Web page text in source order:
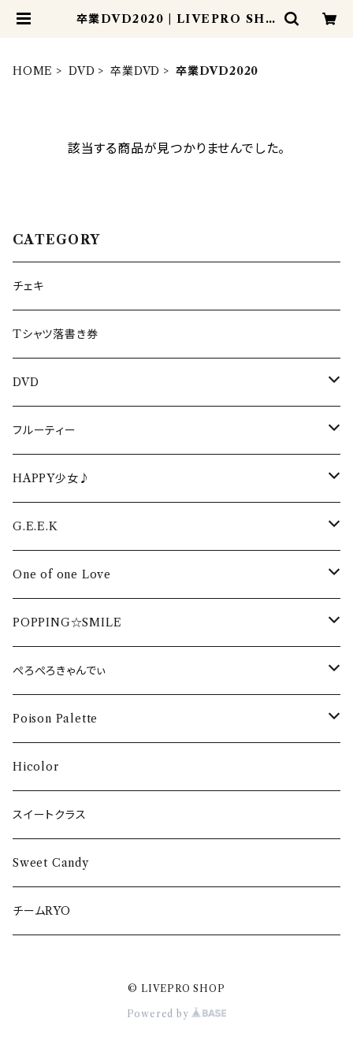
卒業DVD2020 | LIVEPRO SHO
HOME DVD 卒業DVD 卒業DVD2020
該当する商品が見つかりませんでした。
CATEGORY
チェキ
Tシャツ落書き券
DVD
生誕DVD
生誕DVD2022
生誕DVD2021
周年・ワンマンDVD
周年・ワンマンDVD2022
周年・ワンマンDVD2021
イベントDVD
LIVEPRO FESTIVAL DVD
配信DVD 2020
卒業DVD
卒業DVD2022
卒業DVD2021
フルーティー
フルーティーCD
フルーティーTシャツ
フルーティータオル
DVD
HAPPY少女♪
HAPPY少女♪CD
HAPPY少女♪ タオル
HAPPY少女♪ Tシャツ
DVD
G.E.E.K
G.E.E.K CD
G.E.E.K Tシャツ
G.E.E.K タオル
DVD
One of one Love
One of one Love CD
One of one Love Tシャツ
One of one Love タオル
DVD
POPPING☆SMILE
POPPING☆SMILE Tシャツ
POPPING☆SMILE タオル
DVD
ぺろぺろきゃんでぃ
ぺろぺろきゃんでぃ Tシャツ
DVD
CD
Poison Palette
DVD
Hicolor
スイートクラス
Sweet Candy
チームRYO
© LIVEPRO SHOP
Powered by